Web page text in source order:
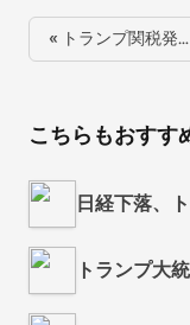
« トランプ関税発…
こちらもおすす
日経下落、
トランプ大